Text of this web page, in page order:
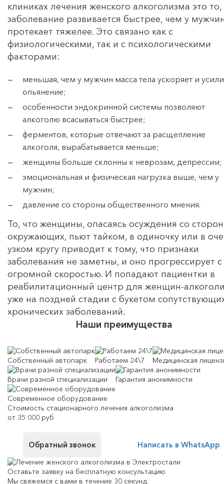
клиниках лечения женского алкоголизма это то,
заболевание развивается быстрее, чем у
протекает тяжелее. Это связано как с
физиологическими, так и с психологическими
факторами:
меньшая, чем у мужчин масса тела ускоряет и
опьянение;
особенности эндокринной системы позволяют
алкоголю всасываться быстрее;
ферментов, которые отвечают за расщепление
алкоголя, вырабатывается меньше;
женщины больше склонны к неврозам, депрессии;
эмоциональная и физическая нагрузка выше, чем у
мужчин;
давление со стороны общественного мнения.
То, что женщины, опасаясь осуждения со
окружающих, пьют тайком, в одиночку или в
узком кругу приводит к тому, что признаки
заболевания не заметны, и оно прогрессирует с
огромной скоростью. И попадают пациентки в
реабилитационный центр для женщин-
уже на поздней стадии с букетом
хронических заболеваний.
Наши преимущества
Собственный автопарк Работаем 24\7 Медицинская
Врачи разной специализации Гарантия анонимности
Современное оборудование
Стоимость стационарного лечения алкоголизма
от 35 000 руб
Обратный звонок Написать в WhatsApp
Оставьте заявку на бесплатную консультацию
Мы свяжемся с вами в течение 30 секунд